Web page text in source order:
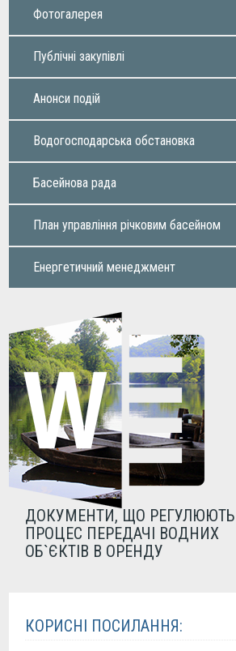
Фотогалерея
Публічні закупiвлi
Анонси подій
Водогосподарська обстановка
Басейнова рада
План управління річковим басейном
Енергетичний менеджмент
ДОКУМЕНТИ, ЩО РЕГУЛЮЮТЬ
ПРОЦЕС ПЕРЕДАЧІ ВОДНИХ
ОБ`ЄКТІВ В ОРЕНДУ
КОРИСНІ ПОСИЛАННЯ: